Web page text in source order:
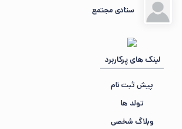
ستادی مجتمع
لینک های پرکاربرد
پیش ثبت نام
تولد ها
وبلاگ شخصی